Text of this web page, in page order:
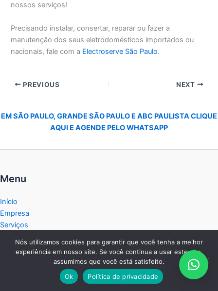
nossos serviços!
Precisando instalar, consertar, reparar ou fazer a
manutenção dos seus eletrodomésticos importados ou
nacionais, fale com a Electroserve São Paulo.
PREVIOUS NEXT
EM SÃO PAULO, GRANDE SÃO PAULO E ABC PAULISTA CLIQUE
AQUI E AGENDE PELO WHATSAPP
Menu
Início
Empresa
Serviços
Agendar
Política de privacidade
Nós utilizamos cookies para garantir que você tenha a melhor
experiência em nosso site. Se você continua a usar este site,
assumimos que você está satisfeito.
Ok
Política de privacidade